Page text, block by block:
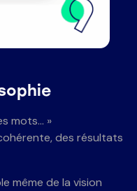
mots… »
des résultats
même de la vision